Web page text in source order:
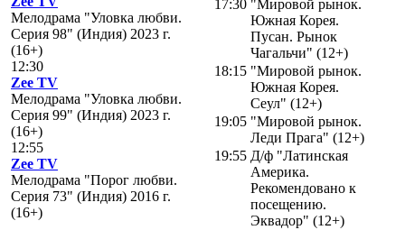
Мелодрама "Уловка любви.
Серия 98" (Индия) 2023 г.
(16+)
12:30
Zee TV
Мелодрама "Уловка любви.
Серия 99" (Индия) 2023 г.
(16+)
12:55
Zee TV
Мелодрама "Порог любви.
Серия 73" (Индия) 2016 г.
(16+)
17:30 "Мировой рынок.
Южная Корея.
Пусан. Рынок
Чагальчи" (12+)
18:15 "Мировой рынок.
Южная Корея.
Сеул" (12+)
19:05 "Мировой рынок.
Леди Прага" (12+)
19:55 Д/ф "Латинская
Америка.
Рекомендовано к
посещению.
Эквадор" (12+)